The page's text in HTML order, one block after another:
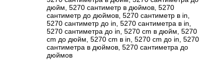
дюйм, 5270 сантиметр в дюймов, 5270
сантиметр до дюймов, 5270 сантиметр в in,
5270 сантиметр до in, 5270 сантиметра в in,
5270 сантиметра до in, 5270 cm в дюйм, 5270
cm до дюйм, 5270 cm в in, 5270 cm до in, 5270
сантиметра в дюймов, 5270 сантиметра до
дюймов